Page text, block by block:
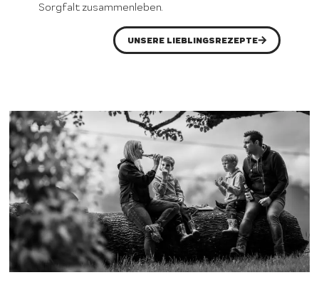
Sorgfalt zusammenleben.
UNSERE LIEBLINGSREZEPTE